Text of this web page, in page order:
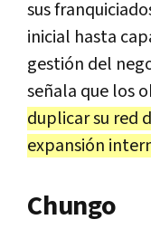
sus
inicial hasta
gestión del
señala que los
duplicar su red
expansión
Chungo